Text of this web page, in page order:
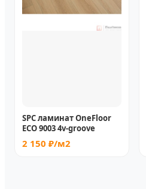
SPC ламинат OneFloor
ЕСО 9003 4v-groove
2 150 ₽/м2